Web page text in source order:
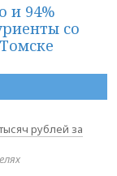
и 94%
со
рублей за